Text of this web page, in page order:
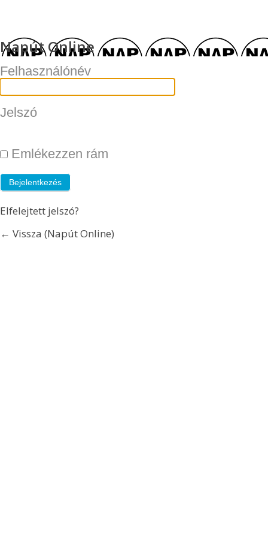
Napút Online
Felhasználónév
Jelszó
Emlékezzen rám
Elfelejtett jelszó?
← Vissza (Napút Online)